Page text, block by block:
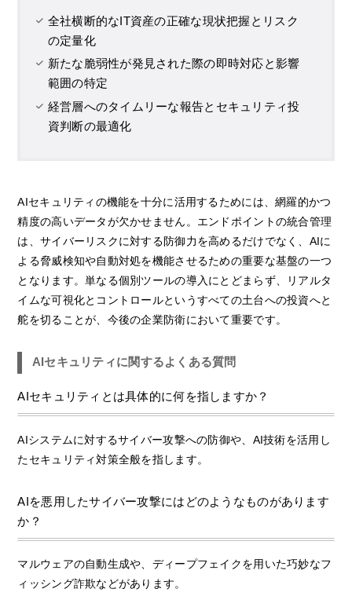
全社横断的なIT資産の正確な現状把握とリスク
の定量化
新たな脆弱性が発見された際の即時対応と影響
範囲の特定
経営層へのタイムリーな報告とセキュリティ投
資判断の最適化
AIセキュリティの機能を十分に活用するためには、網羅的かつ
精度の高いデータが欠かせません。エンドポイントの統合管理
は、サイバーリスクに対する防御力を高めるだけでなく、AIに
よる脅威検知や自動対処を機能させるための重要な基盤の一つ
となります。単なる個別ツールの導入にとどまらず、リアルタ
イムな可視化とコントロールというすべての土台への投資へと
舵を切ることが、今後の企業防衛において重要です。
AIセキュリティに関するよくある質問
AIセキュリティとは具体的に何を指しますか？
AIシステムに対するサイバー攻撃への防御や、AI技術を活用し
たセキュリティ対策全般を指します。
AIを悪用したサイバー攻撃にはどのようなものがあります
か？
マルウェアの自動生成や、ディープフェイクを用いた巧妙なフ
ィッシング詐欺などがあります。